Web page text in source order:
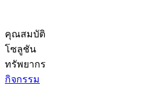
คุณสมบัติ
โซลูชัน
ทรัพยากร
กิจกรรม